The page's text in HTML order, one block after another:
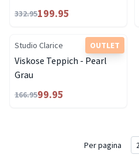
332.95199.95
OUTLET
Studio Clarice
Viskose Teppich - Pearl
Grau
166.9599.95
Per pagina